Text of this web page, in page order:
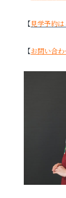
【見学予約
【お問い合